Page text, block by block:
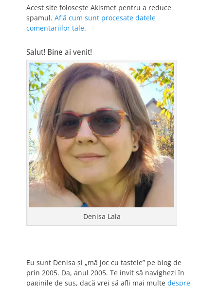
Acest site folosește Akismet pentru a reduce
spamul. Află cum sunt procesate datele
comentariilor tale.
Salut! Bine ai venit!
Denisa Lala
Eu sunt Denisa și „mă joc cu tastele” pe blog de
prin 2005. Da, anul 2005. Te invit să navighezi în
paginile de sus, dacă vrei să afli mai multe despre